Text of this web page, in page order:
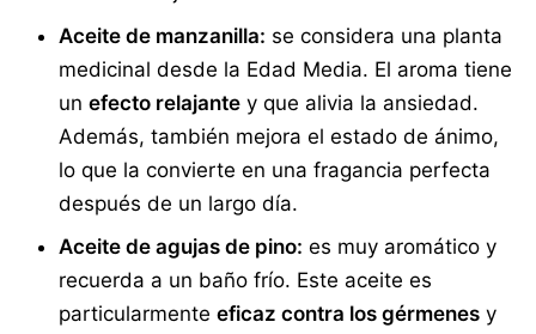
Aceite de manzanilla: se considera una planta
medicinal desde la Edad Media. El aroma tiene
un efecto relajante y que alivia la ansiedad.
Además, también mejora el estado de ánimo,
lo que la convierte en una fragancia perfecta
después de un largo día.
Aceite de agujas de pino: es muy aromático y
recuerda a un baño frío. Este aceite es
particularmente eficaz contra los gérmenes y